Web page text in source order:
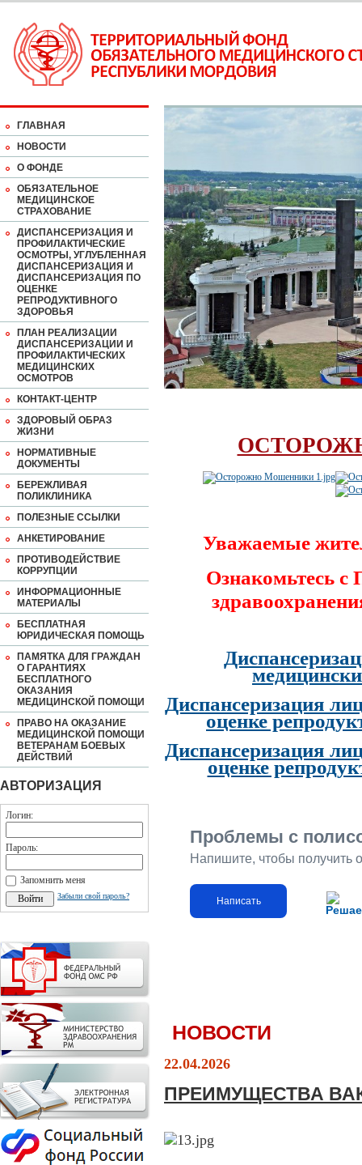
ГЛАВНАЯ
НОВОСТИ
О ФОНДЕ
ОБЯЗАТЕЛЬНОЕ
МЕДИЦИНСКОЕ
СТРАХОВАНИЕ
ДИСПАНСЕРИЗАЦИЯ И
ПРОФИЛАКТИЧЕСКИЕ
ОСМОТРЫ, УГЛУБЛЕННАЯ
ДИСПАНСЕРИЗАЦИЯ И
ДИСПАНСЕРИЗАЦИЯ ПО
ОЦЕНКЕ
РЕПРОДУКТИВНОГО
ЗДОРОВЬЯ
ПЛАН РЕАЛИЗАЦИИ
ДИСПАНСЕРИЗАЦИИ И
ПРОФИЛАКТИЧЕСКИХ
МЕДИЦИНСКИХ
ОСМОТРОВ
КОНТАКТ-ЦЕНТР
ЗДОРОВЫЙ ОБРАЗ
ЖИЗНИ
НОРМАТИВНЫЕ
ДОКУМЕНТЫ
БЕРЕЖЛИВАЯ
ПОЛИКЛИНИКА
ПОЛЕЗНЫЕ ССЫЛКИ
АНКЕТИРОВАНИЕ
ПРОТИВОДЕЙСТВИЕ
КОРРУПЦИИ
ИНФОРМАЦИОННЫЕ
МАТЕРИАЛЫ
БЕСПЛАТНАЯ
ЮРИДИЧЕСКАЯ ПОМОЩЬ
ПАМЯТКА ДЛЯ ГРАЖДАН
О ГАРАНТИЯХ
БЕСПЛАТНОГО
ОКАЗАНИЯ
МЕДИЦИНСКОЙ ПОМОЩИ
ПРАВО НА ОКАЗАНИЕ
МЕДИЦИНСКОЙ ПОМОЩИ
ВЕТЕРАНАМ БОЕВЫХ
ДЕЙСТВИЙ
АВТОРИЗАЦИЯ
Логин:
Пароль:
Запомнить меня
Забыли свой пароль?
Уважаемые
Ознакомьтесь
Диспансеризация
оценке
Диспансеризация
оценке
Проблемы с
Напишите, чтобы получить
Написать
НОВОСТИ
22.04.2026
ПРЕИМУЩЕСТВА